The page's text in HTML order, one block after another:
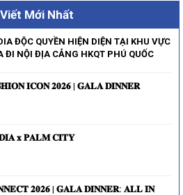
Mới Nhất
ĐỘC QUYỀN HIỆN DIỆN TẠI KHU VỰC
ĐI NỘI ĐỊA CẢNG HKQT PHÚ QUỐC
𝐈𝐂𝐎𝐍 𝟐𝟎𝟐𝟔 | 𝐆𝐀𝐋𝐀 𝐃𝐈𝐍𝐍𝐄𝐑
𝐱 𝐏𝐀𝐋𝐌 𝐂𝐈𝐓𝐘
𝟐𝟎𝟐𝟔 | 𝐆𝐀𝐋𝐀 𝐃𝐈𝐍𝐍𝐄𝐑: 𝐀𝐋𝐋 𝐈𝐍